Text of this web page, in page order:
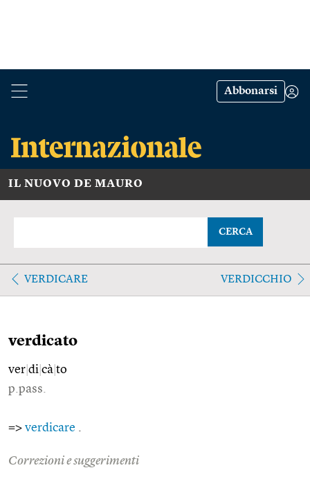
Abbonarsi
IL NUOVO DE MAURO
CERCA
VERDICARE VERDICCHIO
verdicato
ver di cà to
p.pass.
=> verdicare
Correzioni e suggerimenti